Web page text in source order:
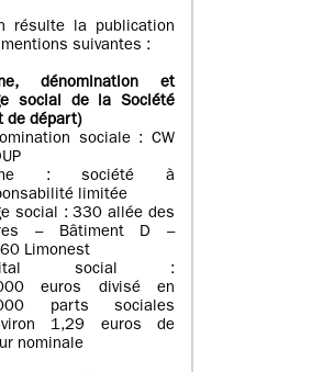
résulte la publication
suivantes :
dénomination et
social de la Société
de départ)
sociale : CW
: société à
limitée
social : 330 allée des
– Bâtiment D –
Limonest
social :
euros divisé en
parts sociales
1,29 euros de
nominale